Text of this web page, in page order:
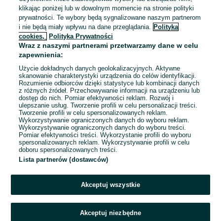
Gwarantowane 5333zł*
Bonito Cars
4 500 - 12 000 zł / mies. brutto
Kraków , Czyżyny
Pełny etat
Samozatrudnienie, Umowa zlecenie
Doświadczenie nie jest wymagane
Zasięg transportu: Tylko krajowy
Dyspozycyjność: Elastyczny czas pracy, Praca zmianowa,
Praca w weekendy
+ 2 inne
Odświeżono dnia 06 sierpnia 2026
Strona główna Praca Kierowca Kierowca - Małopolskie
KATEGORIA
klikając poniżej lub w dowolnym momencie na stronie polityki
prywatności. Te wybory będą sygnalizowane naszym partnerom
i nie będą miały wpływu na dane przeglądania. Polityka
cookies,
Polityka Prywatności
Wraz z naszymi partnerami przetwarzamy dane w celu
zapewnienia:
Użycie dokładnych danych geolokalizacyjnych. Aktywne
skanowanie charakterystyki urządzenia do celów identyfikacji.
Rozumienie odbiorców dzięki statystyce lub kombinacji danych
z różnych źródeł. Przechowywanie informacji na urządzeniu lub
dostęp do nich. Pomiar efektywności reklam. Rozwój i
ulepszanie usług. Tworzenie profili w celu personalizacji treści.
Tworzenie profili w celu spersonalizowanych reklam.
Wykorzystywanie ograniczonych danych do wyboru reklam.
Wykorzystywanie ograniczonych danych do wyboru treści.
Pomiar efektywności treści. Wykorzystanie profili do wyboru
spersonalizowanych reklam. Wykorzystywanie profili w celu
doboru spersonalizowanych treści.
Lista partnerów (dostawców)
Akceptuj wszystkie
Akceptuj niezbędne